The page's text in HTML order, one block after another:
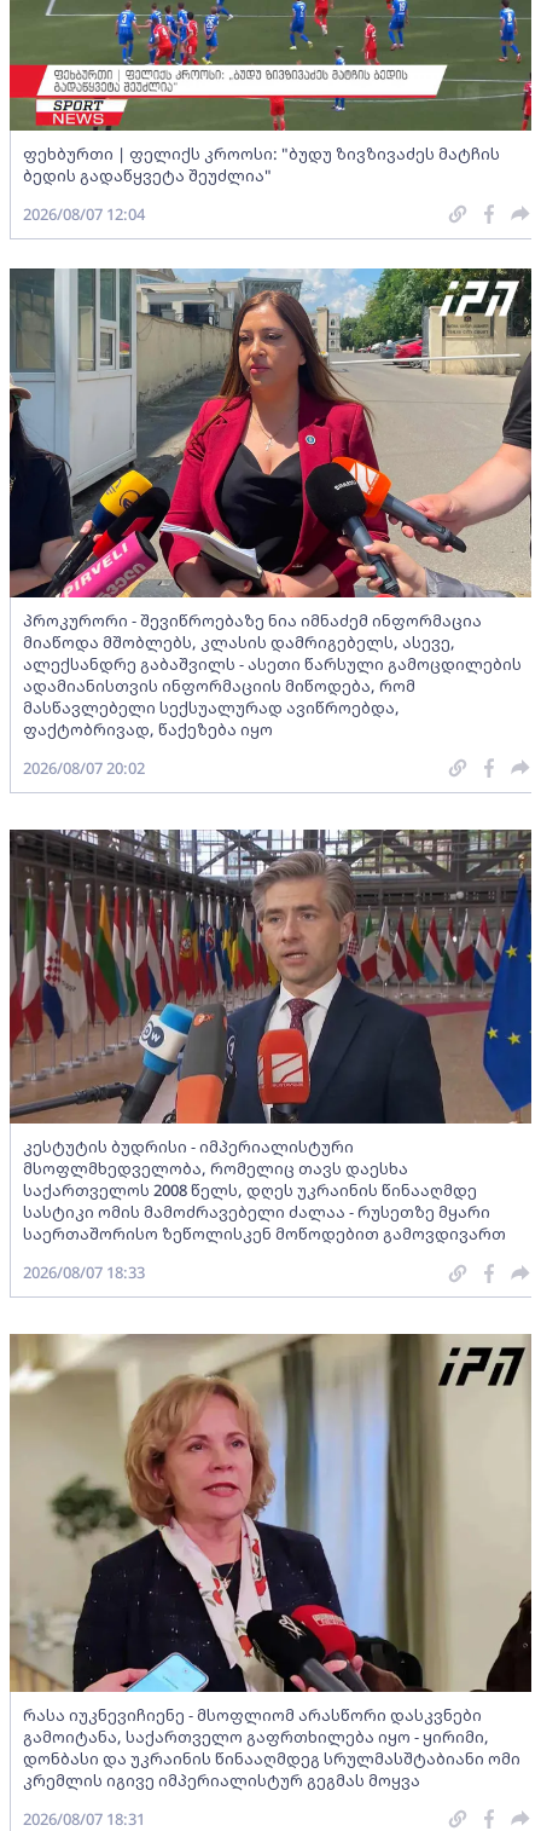
ფეხბურთი | ფელიქს კროოსი: "ბუდუ ზივზივაძეს მატჩის
ბედის გადაწყვეტა შეუძლია"
2026/08/07 12:04
პროკურორი - შევიწროებაზე ნია იმნაძემ ინფორმაცია
მიაწოდა მშობლებს, კლასის დამრიგებელს, ასევე,
ალექსანდრე გაბაშვილს - ასეთი წარსული გამოცდილების
ადამიანისთვის ინფორმაციის მიწოდება, რომ
მასწავლებელი სექსუალურად ავიწროებდა,
ფაქტობრივად, წაქეზება იყო
2026/08/07 20:02
კესტუტის ბუდრისი - იმპერიალისტური
მსოფლმხედველობა, რომელიც თავს დაესხა
საქართველოს 2008 წელს, დღეს უკრაინის წინააღმდე
სასტიკი ომის მამოძრავებელი ძალაა - რუსეთზე მყარი
საერთაშორისო ზეწოლისკენ მოწოდებით გამოვდივართ
2026/08/07 18:33
რასა იუკნევიჩიენე - მსოფლიომ არასწორი დასკვნები
გამოიტანა, საქართველო გაფრთხილება იყო - ყირიმი,
დონბასი და უკრაინის წინააღმდეგ სრულმასშტაბიანი ომი
კრემლის იგივე იმპერიალისტურ გეგმას მოყვა
2026/08/07 18:31